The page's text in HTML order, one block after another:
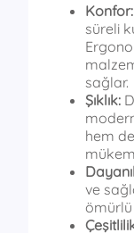
Konfor:
süreli
sağlar.
Şıklık:
hem
ve
ömürlü